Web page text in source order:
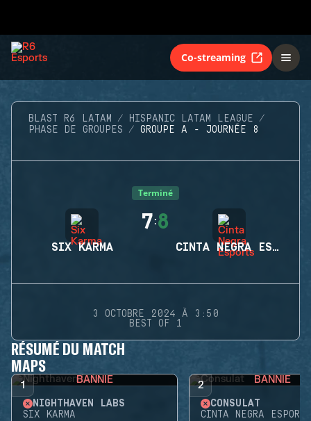
Co-streaming
BLAST R6 LATAM
HISPANIC LATAM LEAGUE
PHASE DE GROUPES
GROUPE A - JOURNÉE 8
Terminé
SIX KARMA
7:8
CINTA NEGRA ESPORTS
3 OCTOBRE 2024 À 3:50
BEST OF 1
RÉSUMÉ DU MATCH
MAPS
1 BANNIE
NIGHTHAVEN LABS
SIX KARMA
2 BANNIE
CONSULAT
CINTA NEGRA ESPORTS